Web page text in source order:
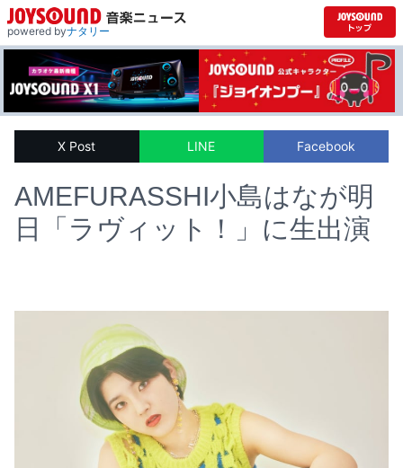
powered byナタリー
X Post LINE Facebook
AMEFURASSHI小島はなが明
日「ラヴィット！」に生出演